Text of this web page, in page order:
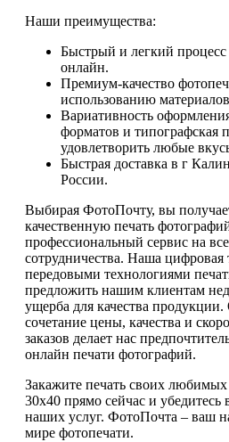
Наши преимущества:
Быстрый и легкий процесс
онлайн.
Премиум-качество
использованию
Вариативность
форматов и типографская
удовлетворить любые
Быстрая доставка в г
России.
Выбирая ФотоПочту, вы
качественную печать
профессиональный сервис на
сотрудничества. Наша цифровая
передовыми технологиями
предложить нашим клиентам
ущерба для качества
сочетание цены, качества и
заказов делает нас
онлайн печати фотографий.
Закажите печать своих
30х40 прямо сейчас и убедитесь
наших услуг. ФотоПочта – ваш
мире фотопечати.